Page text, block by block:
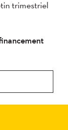
trimestriel